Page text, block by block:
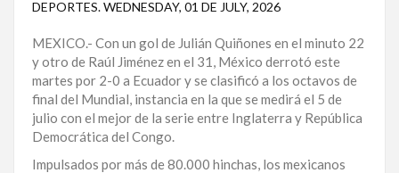
NACIONAL
SANTO
DOMINGO
SANTIAGO
SAN
JUAN
DEPORTES.WEDNESDAY, 01 DE JULY, 2026
MEXICO.- Con un gol de Julián Quiñones en el minuto 22
y otro de Raúl Jiménez en el 31, México derrotó este
martes por 2-0 a Ecuador y se clasificó a los octavos de
final del Mundial, instancia en la que se medirá el 5 de
julio con el mejor de la serie entre Inglaterra y República
Democrática del Congo.
Impulsados por más de 80.000 hinchas, los mexicanos